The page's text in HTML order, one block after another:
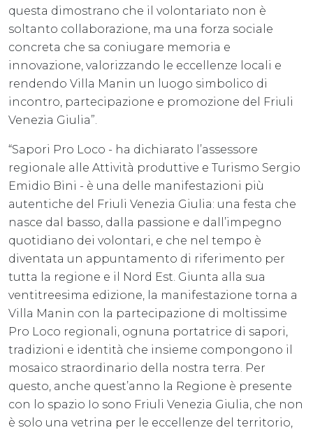
questa dimostrano che il volontariato non è
soltanto collaborazione, ma una forza sociale
concreta che sa coniugare memoria e
innovazione, valorizzando le eccellenze locali e
rendendo Villa Manin un luogo simbolico di
incontro, partecipazione e promozione del Friuli
Venezia Giulia”.
“Sapori Pro Loco - ha dichiarato l’assessore
regionale alle Attività produttive e Turismo Sergio
Emidio Bini - è una delle manifestazioni più
autentiche del Friuli Venezia Giulia: una festa che
nasce dal basso, dalla passione e dall’impegno
quotidiano dei volontari, e che nel tempo è
diventata un appuntamento di riferimento per
tutta la regione e il Nord Est. Giunta alla sua
ventitreesima edizione, la manifestazione torna a
Villa Manin con la partecipazione di moltissime
Pro Loco regionali, ognuna portatrice di sapori,
tradizioni e identità che insieme compongono il
mosaico straordinario della nostra terra. Per
questo, anche quest’anno la Regione è presente
con lo spazio Io sono Friuli Venezia Giulia, che non
è solo una vetrina per le eccellenze del territorio,